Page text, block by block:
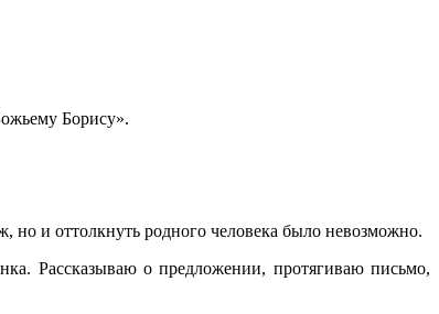
Борису».
и оттолкнуть родного человека было невозможно.
Рассказываю о предложении, протягиваю письмо,